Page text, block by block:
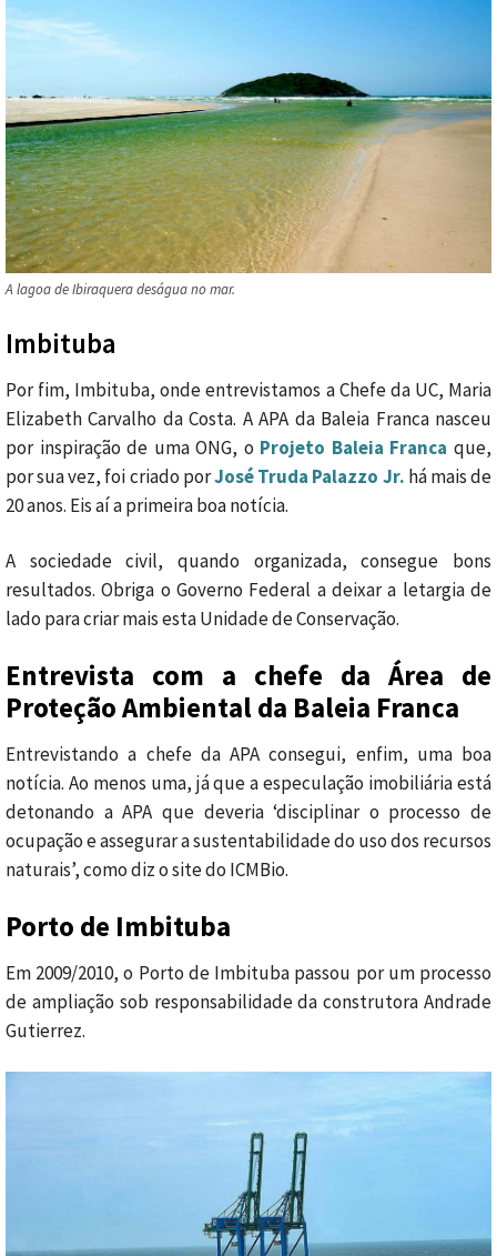
A lagoa de Ibiraquera deságua no mar.
Imbituba
Por fim, Imbituba, onde entrevistamos a Chefe da UC, Maria
Elizabeth Carvalho da Costa. A APA da Baleia Franca nasceu
por inspiração de uma ONG, o Projeto Baleia Franca que,
por sua vez, foi criado porJosé Truda Palazzo Jr. há mais de
20 anos. Eis aí a primeira boa notícia.
A sociedade civil, quando organizada, consegue bons
resultados. Obriga o Governo Federal a deixar a letargia de
lado para criar mais esta Unidade de Conservação.
Entrevista com a chefe da Área de
Proteção Ambiental da Baleia Franca
Entrevistando a chefe da APA consegui, enfim, uma boa
notícia. Ao menos uma, já que a especulação imobiliária está
detonando a APA que deveria ‘disciplinar o processo de
ocupação e assegurar a sustentabilidade do uso dos recursos
naturais’, como diz o site do ICMBio.
Porto de Imbituba
Em 2009/2010, o Porto de Imbituba passou por um processo
de ampliação sob responsabilidade da construtora Andrade
Gutierrez.